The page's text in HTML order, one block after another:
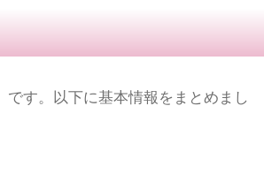
です。以下に基本情報をまとめまし